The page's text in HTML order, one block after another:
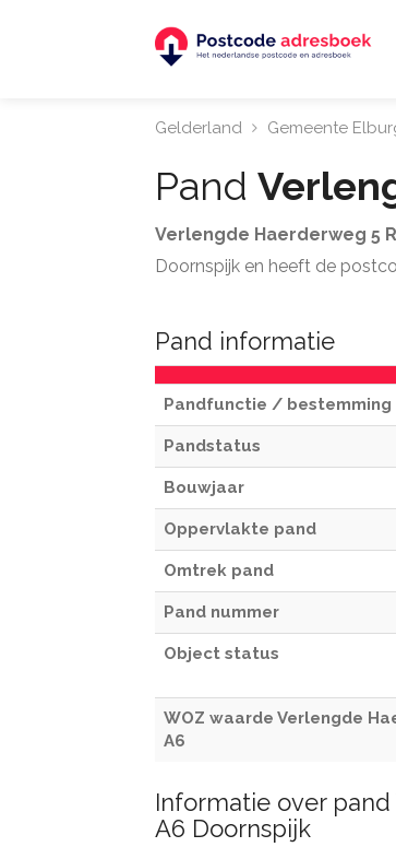
Gelderland Gemeente
Pand
Verlengde Haerderweg 5
Doornspijk en heeft de
Pand informatie
Pandfunctie / bestemming
Pandstatus
Bouwjaar
Oppervlakte pand
Omtrek pand
Pand nummer
Object status
WOZ waarde Verlengde
A6
Informatie over
A6 Doornspijk